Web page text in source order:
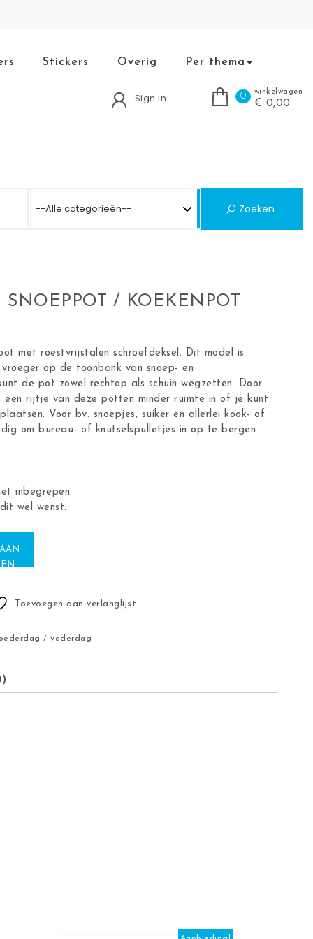
Stickers Overig Per thema
Sign in 0 winkelwagen
€ 0,00
Zoeken
/ KOEKENPOT
met roestvrijstalen schroefdeksel. Dit model is
op de toonbank van snoep- en
de pot zowel rechtop als schuin wegzetten. Door
rijtje van deze potten minder ruimte in of je kunt
Voor bv. snoepjes, suiker en allerlei kook- of
om bureau- of knutselspulletjes in op te bergen.
inbegrepen.
wel wenst.
Toevoegen aan verlanglijst
/ vaderdag